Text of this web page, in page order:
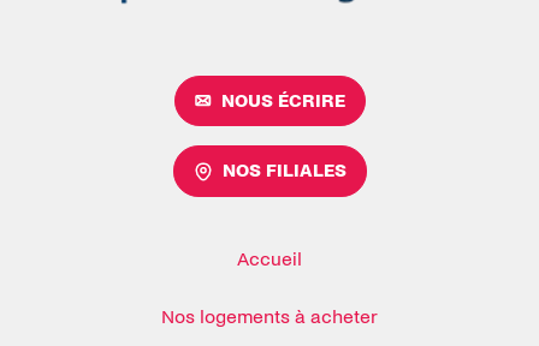
Accueil
Nos logements à acheter
NOUS ÉCRIRE
NOS FILIALES